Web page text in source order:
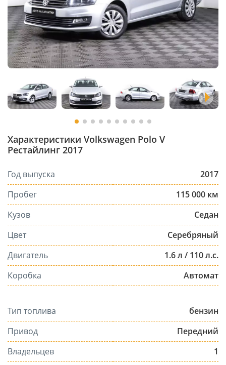
Характеристики Volkswagen Polo V
Рестайлинг 2017
Год выпуска
2017
Пробег
115 000 км
Кузов
Седан
Цвет
Серебряный
Двигатель
1.6 л / 110 л.с.
Коробка
Автомат
Тип топлива
бензин
Привод
Передний
Владельцев
1